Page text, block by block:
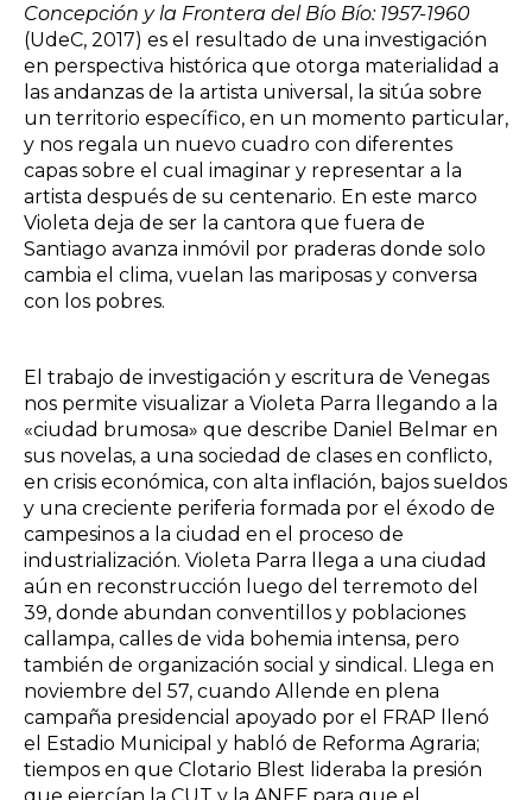
Concepción y la Frontera del Bío Bío: 1957-1960
(UdeC, 2017) es el resultado de una investigación
en perspectiva histórica que otorga materialidad a
las andanzas de la artista universal, la sitúa sobre
un territorio específico, en un momento particular,
y nos regala un nuevo cuadro con diferentes
capas sobre el cual imaginar y representar a la
artista después de su centenario. En este marco
Violeta deja de ser la cantora que fuera de
Santiago avanza inmóvil por praderas donde solo
cambia el clima, vuelan las mariposas y conversa
con los pobres.
El trabajo de investigación y escritura de Venegas
nos permite visualizar a Violeta Parra llegando a la
«ciudad brumosa» que describe Daniel Belmar en
sus novelas, a una sociedad de clases en conflicto,
en crisis económica, con alta inflación, bajos sueldos
y una creciente periferia formada por el éxodo de
campesinos a la ciudad en el proceso de
industrialización. Violeta Parra llega a una ciudad
aún en reconstrucción luego del terremoto del
39, donde abundan conventillos y poblaciones
callampa, calles de vida bohemia intensa, pero
también de organización social y sindical. Llega en
noviembre del 57, cuando Allende en plena
campaña presidencial apoyado por el FRAP llenó
el Estadio Municipal y habló de Reforma Agraria;
tiempos en que Clotario Blest lideraba la presión
que ejercían la CUT y la ANEF para que el